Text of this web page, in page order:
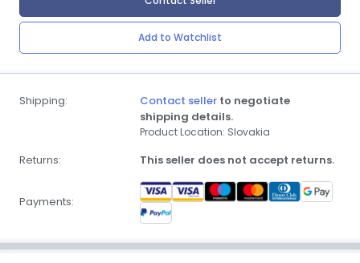
Add to Watchlist
Shipping: Contact seller to negotiate
shipping details.
Product Location: Slovakia
Returns: This seller does not accept returns.
Payments: